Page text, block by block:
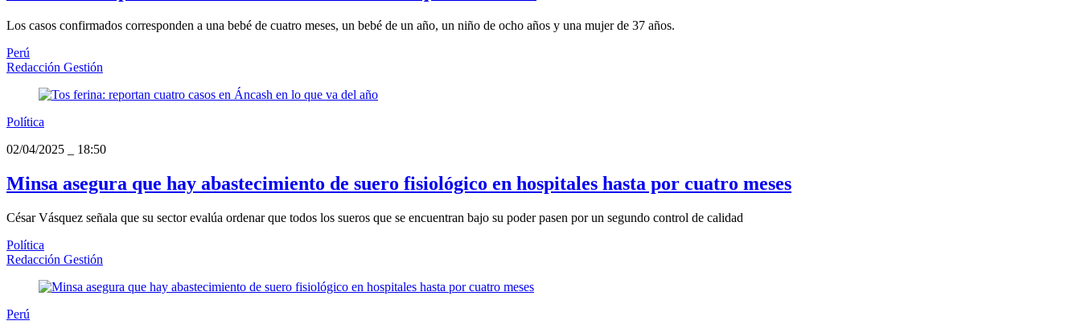
Los casos confirmados corresponden a una bebé de cuatro meses, un bebé de un año, un niño de ocho años y una mujer de 37 años.
Perú
Redacción Gestión
Política
02/04/2025
18:50
Minsa asegura que hay abastecimiento de suero fisiológico en hospitales hasta por cuatro meses
César Vásquez señala que su sector evalúa ordenar que todos los sueros que se encuentran bajo su poder pasen por un segundo control de calidad
Política
Redacción Gestión
Perú